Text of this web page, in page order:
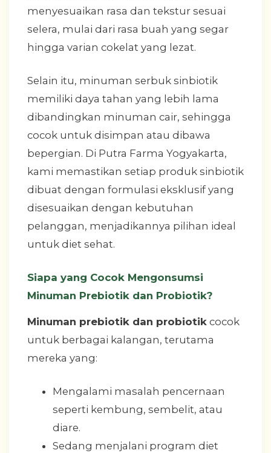
menyesuaikan rasa dan tekstur sesuai
selera, mulai dari rasa buah yang segar
hingga varian cokelat yang lezat.
Selain itu, minuman serbuk sinbiotik
memiliki daya tahan yang lebih lama
dibandingkan minuman cair, sehingga
cocok untuk disimpan atau dibawa
bepergian. Di Putra Farma Yogyakarta,
kami memastikan setiap produk sinbiotik
dibuat dengan formulasi eksklusif yang
disesuaikan dengan kebutuhan
pelanggan, menjadikannya pilihan ideal
untuk diet sehat.
Siapa yang Cocok Mengonsumsi
Minuman Prebiotik dan Probiotik?
Minuman prebiotik dan probiotik cocok
untuk berbagai kalangan, terutama
mereka yang:
Mengalami masalah pencernaan
seperti kembung, sembelit, atau
diare.
Sedang menjalani program diet